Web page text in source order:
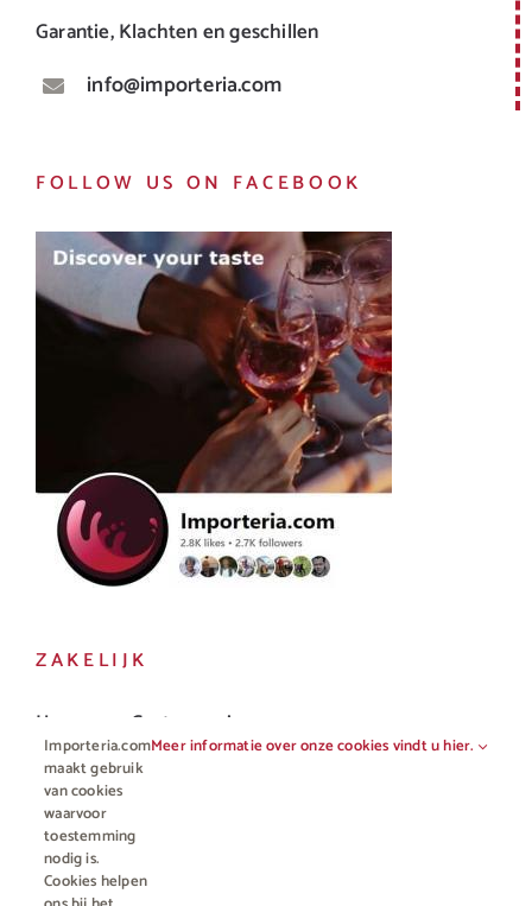
Garantie, Klachten en geschillen
info@importeria.com
FOLLOW US ON FACEBOOK
ZAKELIJK
Horeca en Gastronomie
Vakhandel
Importeria.com
maakt gebruik
van cookies
waarvoor
toestemming
nodig is.
Cookies helpen
Meer informatie over onze cookies vindt u hier.